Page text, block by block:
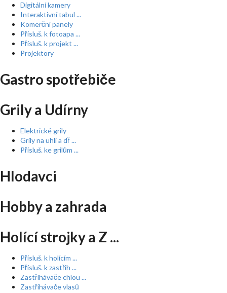
Digitální kamery
Interaktivní tabul ...
Komerční panely
Přísluš. k fotoapa ...
Přísluš. k projekt ...
Projektory
Gastro spotřebiče
Grily a Udírny
Elektrické grily
Grily na uhlí a dř ...
Přísluš. ke grilům ...
Hlodavci
Hobby a zahrada
Holící strojky a Z ...
Přísluš. k holícím ...
Přísluš. k zastřih ...
Zastřihávače chlou ...
Zastřihávače vlasů